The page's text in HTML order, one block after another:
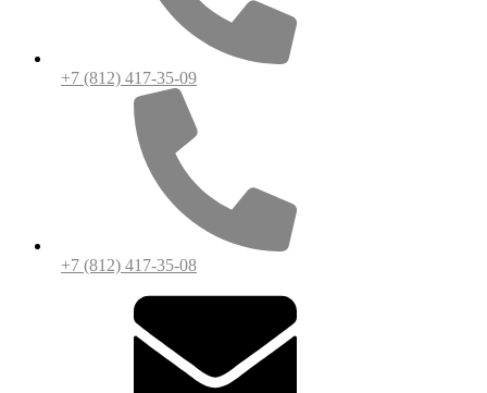
+7 (812) 417-35-09
+7 (812) 417-35-08